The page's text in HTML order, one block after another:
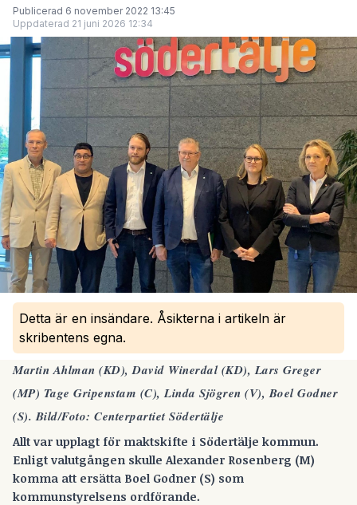
Publicerad 6 november 2022 13:45
Uppdaterad 21 juni 2026 12:34
Detta är en insändare. Åsikterna i artikeln är
skribentens egna.
Martin Ahlman (KD), David Winerdal (KD), Lars Greger
(MP) Tage Gripenstam (C), Linda Sjögren (V), Boel Godner
(S). Bild/Foto: Centerpartiet Södertälje
Allt var upplagt för maktskifte i Södertälje kommun.
Enligt valutgången skulle Alexander Rosenberg (M)
komma att ersätta Boel Godner (S) som
kommunstyrelsens ordförande.